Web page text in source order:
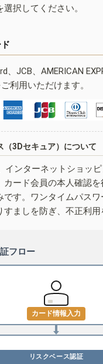
択してください。
、JCB、AMERICAN
利用いただけます。
（3Dセキュア）について
インターネットショッ
カード会員の本人確認
す。ワンタイムパスワ
ましを防ぎ、不正利用
フロー
カード情報入力
リスクベース認証